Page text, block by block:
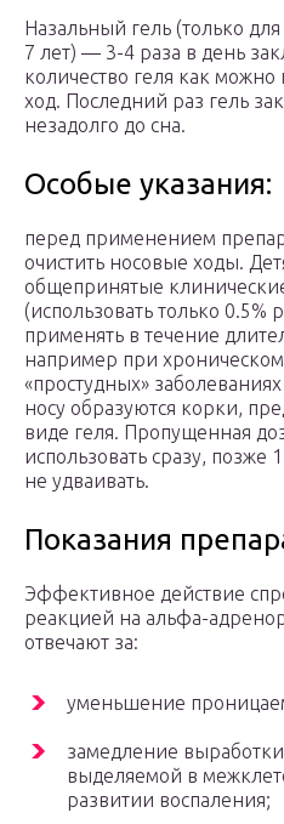
Назальный гель (только
7 лет) — 3-4 раза в день
количество геля как
ход. Последний раз гель
незадолго до сна.
Особые указания:
перед применением
очистить носовые ходы.
общепринятые
(использовать только 0.5%
применять в течение
например при
«простудных» заболеваниях
носу образуются корки,
виде геля. Пропущенная
использовать сразу, позже
не удваивать.
Показания
Эффективное действие
реакцией на альфа-
отвечают за:
уменьшение
замедление выработки
выделяемой в
развитии воспаления;